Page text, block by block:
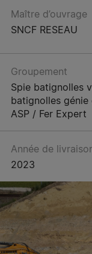
Maître d’ouvrage
SNCF RESEAU
Groupement
Spie batignolles
batignolles
ASP / Fer Expert
Année de
2023